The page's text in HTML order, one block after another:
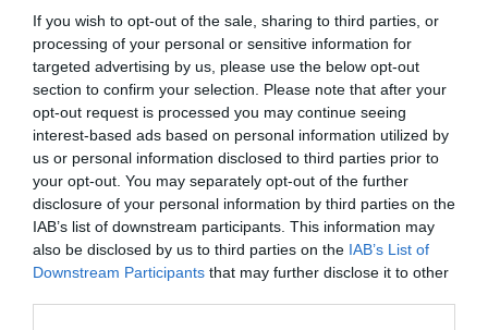
If you wish to opt-out of the sale, sharing to third parties, or
processing of your personal or sensitive information for
targeted advertising by us, please use the below opt-out
section to confirm your selection. Please note that after your
opt-out request is processed you may continue seeing
interest-based ads based on personal information utilized by
us or personal information disclosed to third parties prior to
your opt-out. You may separately opt-out of the further
disclosure of your personal information by third parties on the
IAB’s list of downstream participants. This information may
also be disclosed by us to third parties on the IAB’s List of
Downstream Participants that may further disclose it to other
Qu ils restent chez eux alors que la pandemie explose
Mais nous allons encore baisser le pantalon ,,,comme d hab
RÉPONDRE
fayçalaira commenté :
8 janvier 2023 - 18 h 32
je vais attendre pour visiter la Grande Muraille!!!!!!!
RÉPONDRE